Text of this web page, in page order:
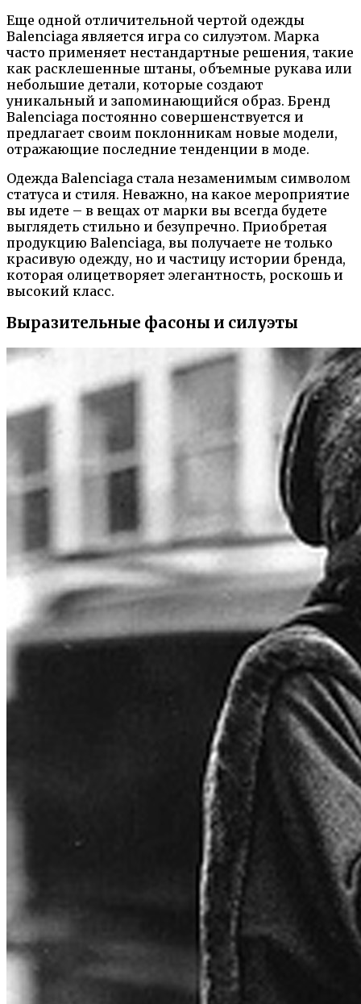
Еще одной отличительной чертой одежды
Balenciaga является игра со силуэтом. Марка
часто применяет нестандартные решения, такие
как расклешенные штаны, объемные рукава или
небольшие детали, которые создают
уникальный и запоминающийся образ. Бренд
Balenciaga постоянно совершенствуется и
предлагает своим поклонникам новые модели,
отражающие последние тенденции в моде.
Одежда Balenciaga стала незаменимым символом
статуса и стиля. Неважно, на какое мероприятие
вы идете – в вещах от марки вы всегда будете
выглядеть стильно и безупречно. Приобретая
продукцию Balenciaga, вы получаете не только
красивую одежду, но и частицу истории бренда,
которая олицетворяет элегантность, роскошь и
высокий класс.
Выразительные фасоны и силуэты